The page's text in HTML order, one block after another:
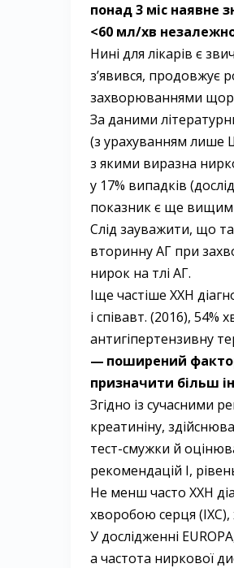
понад 3 міс наявне
<60 мл/хв незалежно
Нині для лікарів є
з’явився, продовжує
захворюваннями
За даними
(з урахуванням лише
з якими виразна
у 17% випадків
показник є ще вищим
Слід зауважити, що
вторинну АГ при
нирок на тлі АГ.
Іще частіше ХХН
і співавт. (2016),
антигіпертензивну
— ​­поширений
призначити більш
Згідно із сучасними
креатиніну,
тест-смужки й
рекомендацій І,
Не менш часто ХХН
хворобою серця
У дослідженні
а частота ниркової